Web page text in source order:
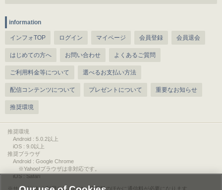
information
インフォTOP ログイン マイページ 会員登録 会員退会
はじめての方へ お問い合わせ よくあるご質問
ご利用料金等について 選べるお支払い方法
配信コンテンツについて プレゼントについて 重要なお知らせ
推奨環境
推奨環境
Android : 5.0.2以上
iOS : 9.0以上
推奨ブラウザ
Android : Google Chrome
※Yahoo!ブラウザは非対応です。
iOS : Safari
サービスをご利用されるには、情報料のほかに通信料が必要になります。